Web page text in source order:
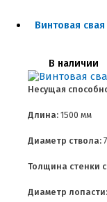
Винтовая
В наличии
Несущая
Длина: 1500 мм
Диаметр ствола:
Толщина стенки
Диаметр лопасти: